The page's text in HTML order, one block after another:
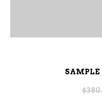
SAMPLE
$